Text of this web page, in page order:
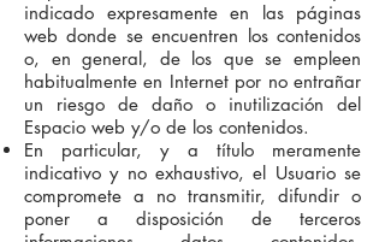
indicado expresamente en las páginas
web donde se encuentren los contenidos
o, en general, de los que se empleen
habitualmente en Internet por no entrañar
un riesgo de daño o inutilización del
Espacio web y/o de los contenidos.
En particular, y a título meramente
indicativo y no exhaustivo, el Usuario se
compromete a no transmitir, difundir o
poner a disposición de terceros